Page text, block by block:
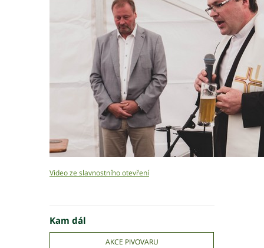
Video ze slavnostního otevření
Kam dál
AKCE PIVOVARU